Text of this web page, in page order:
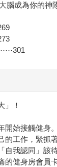
大腦成為你
」！
開始接觸健身
的工作，緊抓
自我認同」該
的健身房會員